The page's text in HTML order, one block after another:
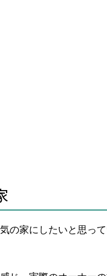
の家にしたいと思って